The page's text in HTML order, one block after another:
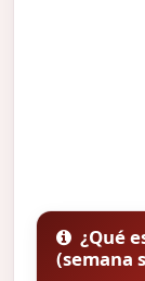
¿Qué
(semana